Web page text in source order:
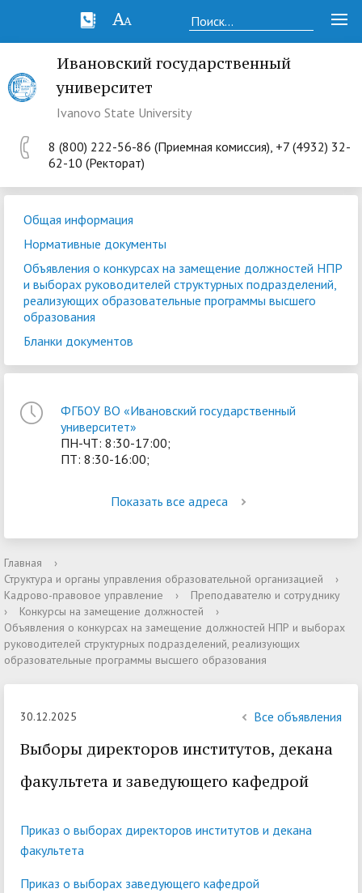
Ивановский государственный
университет
Ivanovo State University
8 (800) 222-56-86 (Приемная комиссия), +7 (4932) 32-
62-10 (Ректорат)
Общая информация
Нормативные документы
Объявления о конкурсах на замещение должностей НПР
и выборах руководителей структурных подразделений,
реализующих образовательные программы высшего
образования
Бланки документов
ФГБОУ ВО «Ивановский государственный
университет»
ПН-ЧТ: 8:30-17:00;
ПТ: 8:30-16:00;
Показать все адреса
Главная
›
Структура и органы управления образовательной организацией
›
Кадрово-правовое управление
›
Преподавателю и сотруднику
›
Конкурсы на замещение должностей
›
Объявления о конкурсах на замещение должностей НПР и выборах
руководителей структурных подразделений, реализующих
образовательные программы высшего образования
30.12.2025 Все объявления
Выборы директоров институтов, декана
факультета и заведующего кафедрой
Приказ о выборах директоров институтов и декана
факультета
Приказ о выборах заведующего кафедрой